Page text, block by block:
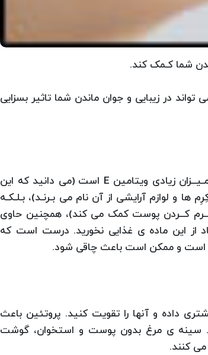
شما کـمک کند.
در زیبایی و جوان ماندن شما تاثیر بسزایی
بـادام خـواص فـوق العـاده ی ضد پیری دارد. نه تنها حاوی مـیــزان زیادی ویتامین E است (می دانید که این
و لوازم آرایشی از آن نام می بـرنـد)، بـلـکـه
نــرم کــردن پوست کمک می کند)، همچنین حاوی
از این ماده ی غذایی نخورید. درست است که
است و ممکن است باعث چاقی شود.
داده و آنها را تقویت کنید. پروتئین باعث
سینه ی مرغ بدون پوست و استخوان، گوشت
کنند.